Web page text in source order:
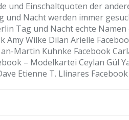
Einschaltquoten der
Nacht werden immer
Tag und Nacht echte
Amy Wilke Dilan Arielle
Martin Kuhnke Facebook
– Modelkartei Ceylan Gül
Etienne T. Llinares